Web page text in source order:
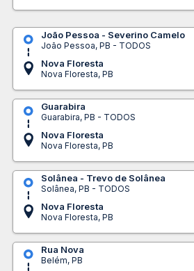
João Pessoa - Severino Camelo
João Pessoa, PB - TODOS
Nova Floresta
Nova Floresta, PB
Guarabira
Guarabira, PB - TODOS
Nova Floresta
Nova Floresta, PB
Solânea - Trevo de Solânea
Solânea, PB - TODOS
Nova Floresta
Nova Floresta, PB
Rua Nova
Belém, PB